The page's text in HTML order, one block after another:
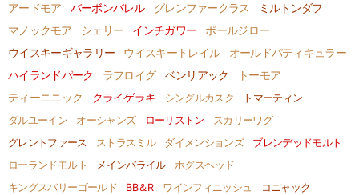
アードモア
バーボンバレル グレンファークラス
ミルトンダフ
マノックモア
シェリー インチガワー
ポールジロー
ウイスキーギャラリー
ウイスキートレイル
オールドパティキュラー
ハイランドパーク
ラフロイグ ベンリアック
トーモア
ティーニニック
クライゲラキ シングルカスク
トマーティン
ダルユーイン
オーシャンズ ローリストン
スカリーワグ
グレントファース
ストラスミル ダイメンションズ ブレンデッドモルト
ローランドモルト メインバライル
ホグスヘッド
キングスバリーゴールド
BB＆R ワインフィニッシュ
コニャック